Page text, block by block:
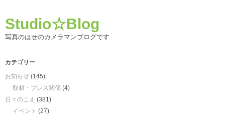
Studio☆Blog
写真のはせのカメラマンブログです
カテゴリー
お知らせ (145)
取材・プレス関係 (4)
日々のこえ (381)
イベント (27)